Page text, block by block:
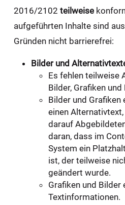
2016/2102 teilweise
aufgeführten Inhalte sind
Gründen nicht barrierefrei:
Bilder und
Es fehlen teilweise
Bilder, Grafiken
Bilder und
einen
darauf
daran, dass im
System ein
ist, der teilweise
geändert wurde.
Grafiken und Bilder
Textinformationen.